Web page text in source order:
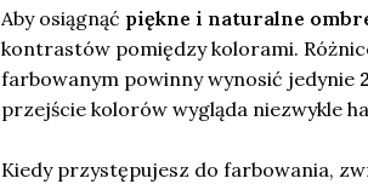
Aby osiągnąć piękne i naturalne
kontrastów pomiędzy kolorami.
farbowanym powinny wynosić jedynie
przejście kolorów wygląda niezwykle
Kiedy przystępujesz do farbowania,